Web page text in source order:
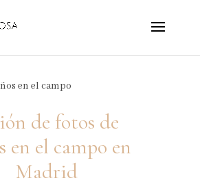
en el campo
de fotos de
en el campo en
Madrid